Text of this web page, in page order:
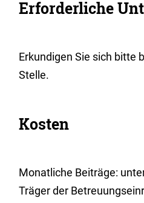
Erforderliche
Erkundigen Sie sich bitte
Stelle.
Kosten
Monatliche Beiträge:
Träger der